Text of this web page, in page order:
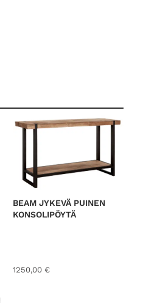
5
0
,
€
€
BEAM JYKEVÄ PUINEN
KONSOLIPÖYTÄ
1250,00 €